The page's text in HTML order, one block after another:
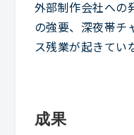
外部制作会社への
の強要、深夜帯チ
ス残業が起きてい
成果